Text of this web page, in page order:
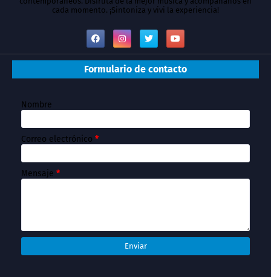
cada momento. ¡Sintoniza y vivi la experiencia!
Formulario de contacto
Nombre
Correo electrónico *
Mensaje *